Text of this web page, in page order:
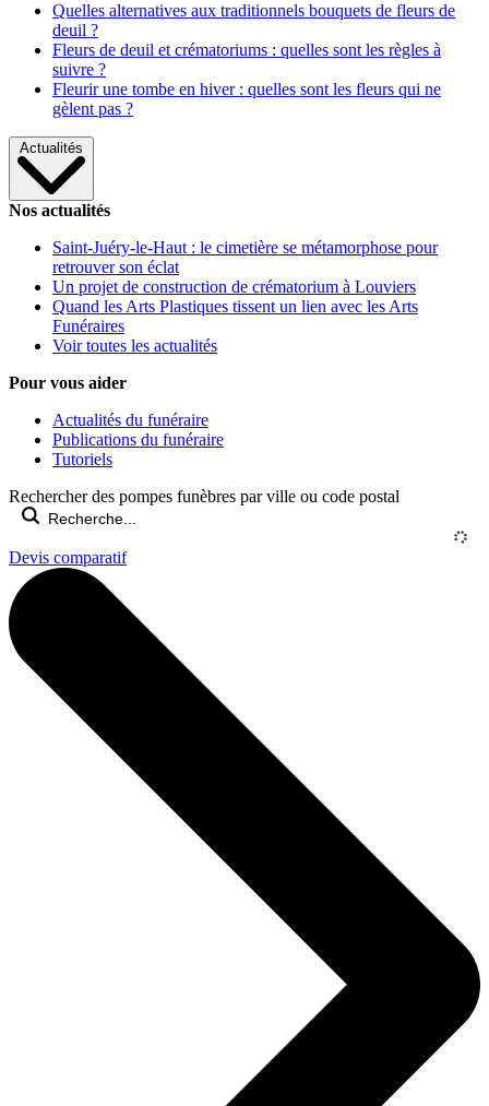
Quelles alternatives aux traditionnels bouquets de fleurs de
deuil ?
Fleurs de deuil et crématoriums : quelles sont les règles à
suivre ?
Fleurir une tombe en hiver : quelles sont les fleurs qui ne
gèlent pas ?
Actualités
Nos actualités
Saint-Juéry-le-Haut : le cimetière se métamorphose pour
retrouver son éclat
Un projet de construction de crématorium à Louviers
Quand les Arts Plastiques tissent un lien avec les Arts
Funéraires
Voir toutes les actualités
Pour vous aider
Actualités du funéraire
Publications du funéraire
Tutoriels
Rechercher des pompes funèbres par ville ou code postal
Devis comparatif